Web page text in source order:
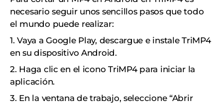
necesario seguir unos sencillos pasos que todo
el mundo puede realizar:
1. Vaya a Google Play, descargue e instale TriMP4
en su dispositivo Android.
2. Haga clic en el icono TriMP4 para iniciar la
aplicación.
3. En la ventana de trabajo, seleccione “Abrir